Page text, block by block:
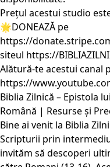
Prețul acestui studio
🌟DONEAZĂ pe
https://
siteul https://
Alătură-te acestui canal
https://
Biblia Zilnică – Epistola
Română | Resurse și
Bine ai venit la Biblia
Scripturii prin
invităm să descoperi